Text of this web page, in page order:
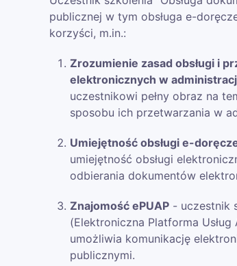
publicznej w tym obsługa e-
korzyści, m.in.:
Zrozumienie zasad obsługi i
elektronicznych w
uczestnikowi pełny obraz na
sposobu ich przetwarzania w
Umiejętność obsługi e-
umiejętność obsługi
odbierania dokumentów
Znajomość ePUAP - uczestnik
(Elektroniczna Platforma
umożliwia komunikację
publicznymi.